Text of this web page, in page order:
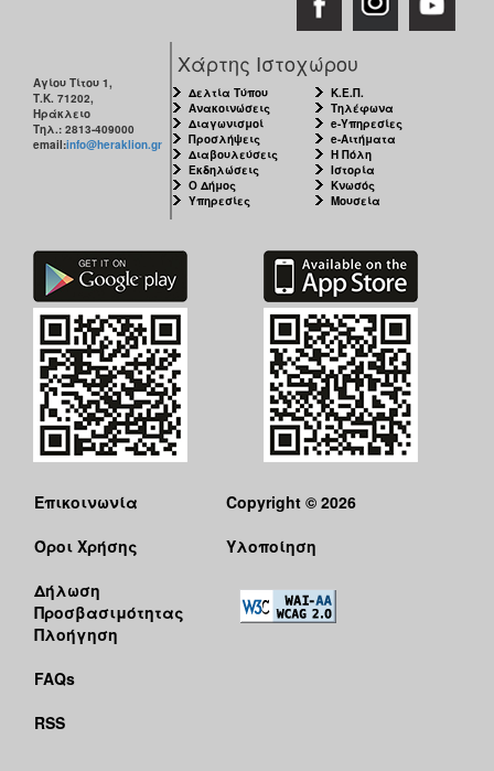
Αγίου Τίτου 1,
Τ.Κ. 71202,
Ηράκλειο
Τηλ.: 2813-409000
email:info@heraklion.gr
Χάρτης Ιστοχώρου
Δελτία Τύπου
Ανακοινώσεις
Διαγωνισμοί
Προσλήψεις
Διαβουλεύσεις
Εκδηλώσεις
Ο Δήμος
Υπηρεσίες
Κ.Ε.Π.
Τηλέφωνα
e-Υπηρεσίες
e-Αιτήματα
Η Πόλη
Ιστορία
Κνωσός
Μουσεία
Επικοινωνία
Όροι Χρήσης
Δήλωση
Προσβασιμότητας
Πλοήγηση
FAQs
RSS
Copyright © 2026
Υλοποίηση